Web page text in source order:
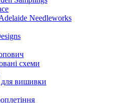
Needleworks
схеми
вишивки